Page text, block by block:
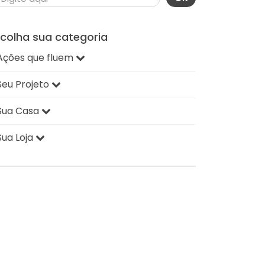
sua categoria
que fluem
Projeto
Casa
Loja